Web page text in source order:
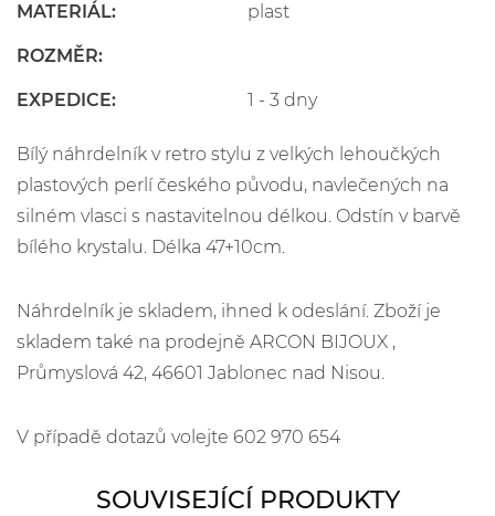
MATERIÁL: plast
ROZMĚR:
EXPEDICE: 1 - 3 dny
Bílý náhrdelník v retro stylu z velkých lehoučkých
plastových perlí českého původu, navlečených na
silném vlasci s nastavitelnou délkou. Odstín v barvě
bílého krystalu. Délka 47+10cm.
Náhrdelník je skladem, ihned k odeslání. Zboží je
skladem také na prodejně ARCON BIJOUX ,
Průmyslová 42, 46601 Jablonec nad Nisou.
V případě dotazů volejte 602 970 654
SOUVISEJÍCÍ PRODUKTY